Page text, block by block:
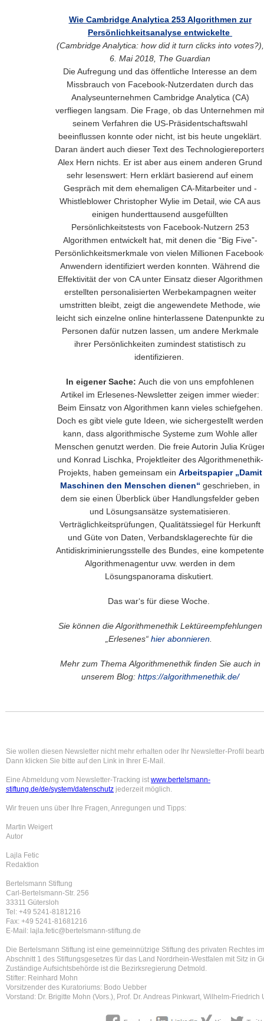
Wie Cambridge Analytica 253 Algorithmen zur
Persönlichkeitsanalyse entwickelte
(Cambridge Analytica: how did it turn clicks into votes?),
6. Mai 2018, The Guardian
Die Aufregung und das öffentliche Interesse an dem
Missbrauch von Facebook-Nutzerdaten durch das
Analyseunternehmen Cambridge Analytica (CA)
verfliegen langsam. Die Frage, ob das Unternehmen
seinem Verfahren die US-Präsidentschaftswahl
beeinflussen konnte oder nicht, ist bis heute ungeklärt.
Daran ändert auch dieser Text des
Alex Hern nichts. Er ist aber aus einem anderen Grund
sehr lesenswert: Hern erklärt basierend auf einem
Gespräch mit dem ehemaligen CA-Mitarbeiter und -
Whistleblower Christopher Wylie im Detail, wie CA aus
einigen hunderttausend ausgefüllten
Persönlichkeitstests von Facebook-Nutzern 253
Algorithmen entwickelt hat, mit denen die “Big Five”-
Persönlichkeitsmerkmale von vielen Millionen
Anwendern identifiziert werden konnten. Während die
Effektivität der von CA unter Einsatz dieser Algorithmen
erstellten personalisierten Werbekampagnen weiter
umstritten bleibt, zeigt die angewendete Methode, wie
leicht sich einzelne online hinterlassene Datenpunkte zu
Personen dafür nutzen lassen, um andere Merkmale
ihrer Persönlichkeiten zumindest statistisch zu
identifizieren.
In eigener Sache: Auch die von uns empfohlenen
Artikel im Erlesenes-Newsletter zeigen immer wieder:
Beim Einsatz von Algorithmen kann vieles schiefgehen.
Doch es gibt viele gute Ideen, wie sichergestellt werden
kann, dass algorithmische Systeme zum Wohle aller
Menschen genutzt werden. Die freie Autorin Julia
und Konrad Lischka, Projektleiter des Algorithmenethik-
Projekts, haben gemeinsam ein Arbeitspapier „Damit
Maschinen den Menschen dienen“ geschrieben, in
dem sie einen Überblick über Handlungsfelder geben
und Lösungsansätze systematisieren.
Verträglichkeitsprüfungen, Qualitätssiegel für Herkunft
und Güte von Daten, Verbandsklagerechte für die
Antidiskriminierungsstelle des Bundes, eine kompetente
Algorithmenagentur uvw. werden in dem
Lösungspanorama diskutiert.
Das war‘s für diese Woche.
Sie können die Algorithmenethik Lektüreempfehlungen
„Erlesenes“ hier abonnieren
Mehr zum Thema Algorithmenethik finden Sie auch in
unserem Blog: https://algorithmenethik.de/
Sie wollen diesen Newsletter nicht mehr erhalten oder Ihr Newsletter-Profil
Dann klicken Sie bitte auf den Link in Ihrer E-Mail.
Eine Abmeldung vom Newsletter-Tracking ist www.bertelsmann-
stiftung.de/de/system/datenschutz jederzeit möglich.
Wir freuen uns über Ihre Fragen, Anregungen und Tipps:
Martin Weigert
Autor
Lajla Fetic
Redaktion
Bertelsmann Stiftung
Carl-Bertelsmann-Str. 256
33311 Gütersloh
Tel: +49 5241-8181216
Fax: +49 5241-81681216
E-Mail: lajla.fetic@bertelsmann-stiftung.de
Die Bertelsmann Stiftung ist eine gemeinnützige Stiftung des privaten Rechtes
Abschnitt 1 des Stiftungsgesetzes für das Land Nordrhein-Westfalen mit Sitz in
Zuständige Aufsichtsbehörde ist die Bezirksregierung Detmold.
Stifter: Reinhard Mohn
Vorsitzender des Kuratoriums: Bodo Uebber
Vorstand: Dr. Brigitte Mohn (Vors.), Prof. Dr. Andreas Pinkwart, Wilhelm-Friedrich